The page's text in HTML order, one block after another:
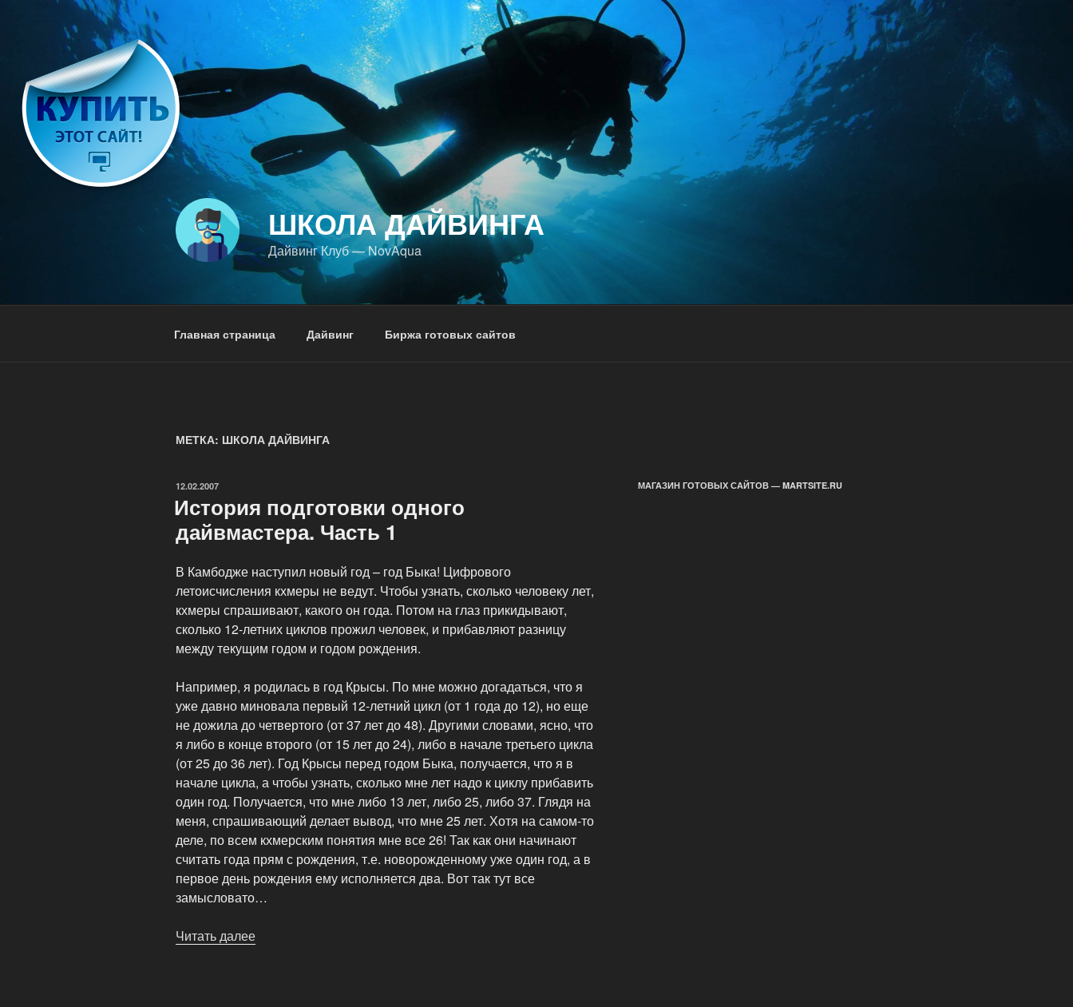
содержимому
ШКОЛА ДАЙВИНГА
Дайвинг Клуб — NovAqua
Главная страница Дайвинг Биржа готовых сайтов
МЕТКА: ШКОЛА ДАЙВИНГА
ОПУБЛИКОВАНО
12.02.2007
История подготовки одного
дайвмастера. Часть 1
В Камбодже наступил новый год – год Быка! Цифрового
летоисчисления кхмеры не ведут. Чтобы узнать, сколько человеку лет,
кхмеры спрашивают, какого он года. Потом на глаз прикидывают,
сколько 12-летних циклов прожил человек, и прибавляют разницу
между текущим годом и годом рождения.
Например, я родилась в год Крысы. По мне можно догадаться, что я
уже давно миновала первый 12-летний цикл (от 1 года до 12), но еще
не дожила до четвертого (от 37 лет до 48). Другими словами, ясно, что
я либо в конце второго (от 15 лет до 24), либо в начале третьего цикла
(от 25 до 36 лет). Год Крысы перед годом Быка, получается, что я в
начале цикла, а чтобы узнать, сколько мне лет надо к циклу прибавить
один год. Получается, что мне либо 13 лет, либо 25, либо 37. Глядя на
меня, спрашивающий делает вывод, что мне 25 лет. Хотя на самом-то
деле, по всем кхмерским понятия мне все 26! Так как они начинают
считать года прям с рождения, т.е. новорожденному уже один год, а в
первое день рождения ему исполняется два. Вот так тут все
замысловато…
Читать далее
МАГАЗИН ГОТОВЫХ САЙТОВ — MARTSITE.RU